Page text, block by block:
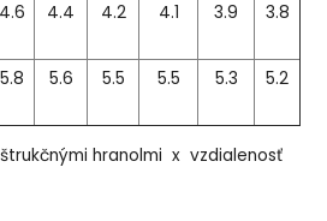
4.6 4.4 4.2 4.1 3.9 3.8
5.8 5.6 5.5 5.5 5.3 5.2
hranolmi x vzdialenosť